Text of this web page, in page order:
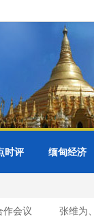
时评 缅甸经济
议 张维为、